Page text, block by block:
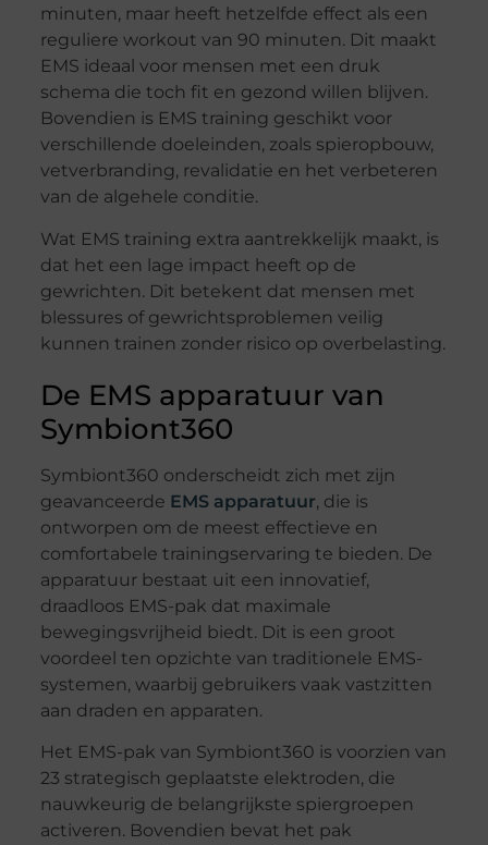
minuten, maar heeft hetzelfde effect als een
reguliere workout van 90 minuten. Dit maakt
EMS ideaal voor mensen met een druk
schema die toch fit en gezond willen blijven.
Bovendien is EMS training geschikt voor
verschillende doeleinden, zoals spieropbouw,
vetverbranding, revalidatie en het verbeteren
van de algehele conditie.
Wat EMS training extra aantrekkelijk maakt, is
dat het een lage impact heeft op de
gewrichten. Dit betekent dat mensen met
blessures of gewrichtsproblemen veilig
kunnen trainen zonder risico op overbelasting.
De EMS apparatuur van
Symbiont360
Symbiont360 onderscheidt zich met zijn
geavanceerde EMS apparatuur, die is
ontworpen om de meest effectieve en
comfortabele trainingservaring te bieden. De
apparatuur bestaat uit een innovatief,
draadloos EMS-pak dat maximale
bewegingsvrijheid biedt. Dit is een groot
voordeel ten opzichte van traditionele EMS-
systemen, waarbij gebruikers vaak vastzitten
aan draden en apparaten.
Het EMS-pak van Symbiont360 is voorzien van
23 strategisch geplaatste elektroden, die
nauwkeurig de belangrijkste spiergroepen
activeren. Bovendien bevat het pak